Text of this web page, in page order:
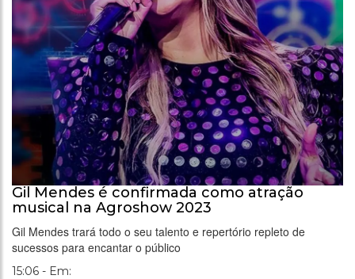
Gil Mendes é confirmada como atração
musical na Agroshow 2023
Gil Mendes trará todo o seu talento e repertório repleto de
sucessos para encantar o público
15:06 - Em: